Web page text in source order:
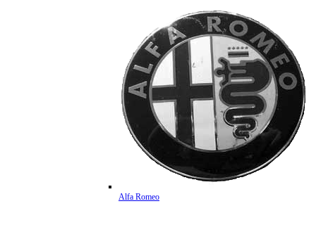
Alfa Romeo